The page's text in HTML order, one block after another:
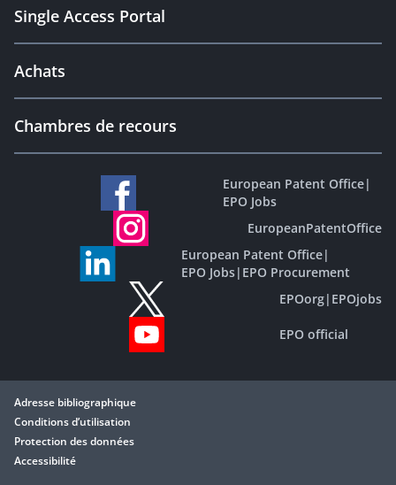
Single Access Portal
Achats
Chambres de recours
European Patent Office|
EPO Jobs
EuropeanPatentOffice
European Patent Office|
EPO Jobs| EPO Procurement
EPOorg| EPOjobs
EPO official
Adresse bibliographique
Conditions d’utilisation
Protection des données
Accessibilité